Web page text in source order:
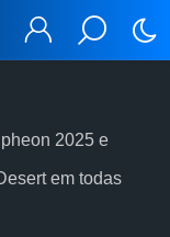
2025 e
em todas